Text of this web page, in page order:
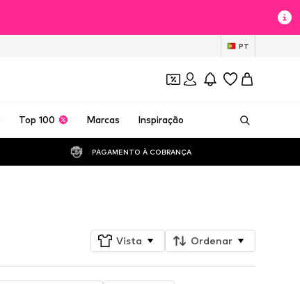
PT
Top 100 Marcas Inspiração
PAGAMENTO À COBRANÇA
Vista Ordenar